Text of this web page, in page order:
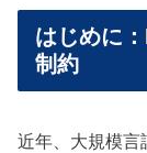
はじめに
制約
近年、大規模言